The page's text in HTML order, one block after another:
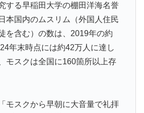
とルイス・アラエスの指標が完全に真
結果」「この2人は合体してくれ」
誠也が豪快な弾丸19号HRと好守備で
破に貢献「トレードされなくて良かっ
ン絶賛
りすぎだ」中村敬斗、ランス残留の可
の反応】
する早稲田大学の棚田洋海名誉
本国内のムスリム（外国人住民
を含む）の数は、2019年の約
年末時点には約42万人に達し
モスクは全国に160箇所以上存
モスクから早朝に大音量で礼拝